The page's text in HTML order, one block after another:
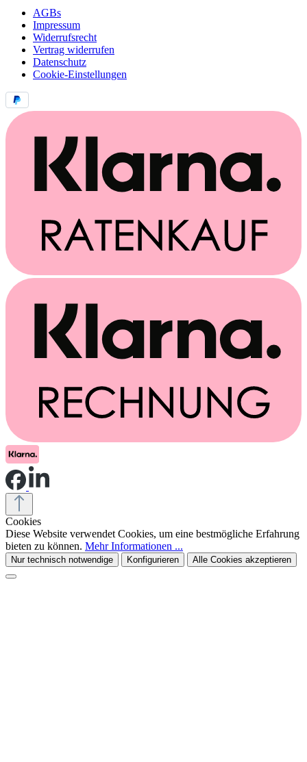
AGBs
Impressum
Widerrufsrecht
Vertrag widerrufen
Datenschutz
Cookie-Einstellungen
Cookies
Diese Website verwendet Cookies, um eine bestmögliche Erfahrung
bieten zu können. Mehr Informationen ...
Nur technisch notwendige Konfigurieren Alle Cookies akzeptieren